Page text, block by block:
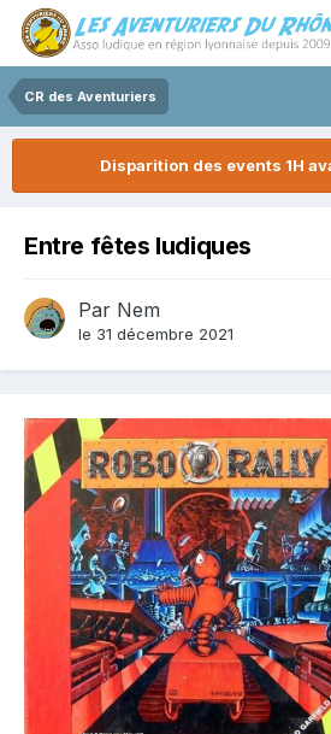
CR des Aventuriers
Disparition des events 1H
Entre fêtes ludiques
Par Nem
le 31 décembre 2021